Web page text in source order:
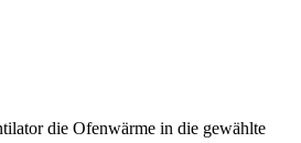
die Ofenwärme in die gewählte